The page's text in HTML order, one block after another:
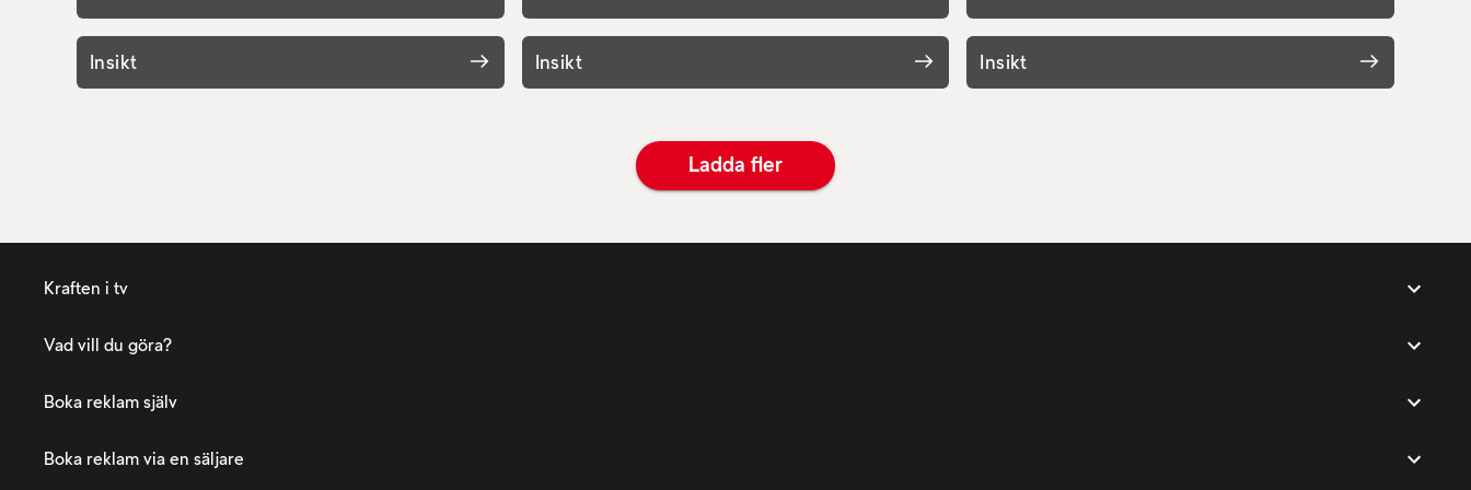
försäljningseffekter
Insikt
uppmärksammad och ihågkommen
Insikt
fortsatt unik styrka
Insikt
Ladda fler
Kraften i tv
Vad vill du göra?
Boka reklam själv
Boka reklam via en säljare